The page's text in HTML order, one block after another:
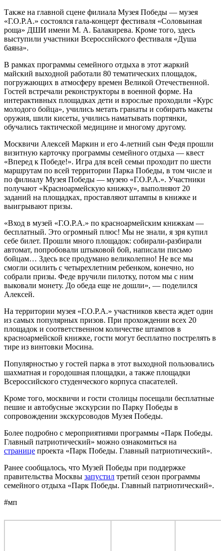
Также на главной сцене филиала Музея Победы — музея
«Г.О.Р.А.» состоялся гала-концерт фестиваля «Соловьиная
роща» ДШИ имени М. А. Балакирева. Кроме того, здесь
выступили участники Всероссийского фестиваля «Душа
баяна».
В рамках программы семейного отдыха в этот жаркий
майский выходной работали 80 тематических площадок,
погружающих в атмосферу времен Великой Отечественной.
Гостей встречали реконструкторы в военной форме. На
интерактивных площадках дети и взрослые проходили «Курс
молодого бойца», учились метать гранаты и собирать макеты
оружия, шили кисеты, учились наматывать портянки,
обучались тактической медицине и многому другому.
Москвичи Алексей Маркин и его 4-летний сын Федя прошли
визитную карточку программы семейного отдыха — квест
«Вперед к Победе!». Игра для всей семьи проходит по шести
маршрутам по всей территории Парка Победы, в том числе и
по филиалу Музея Победы — музею «Г.О.Р.А.». Участники
получают «Красноармейскую книжку», выполняют 20
заданий на площадках, проставляют штампы в книжке и
выигрывают призы.
«Вход в музей «Г.О.Р.А.» по красноармейским книжкам —
бесплатный. Это огромный плюс! Мы не знали, я зря купил
себе билет. Прошли много площадок: собирали-разбирали
автомат, попробовали штыковой бой, написали письмо
бойцам… Здесь все продумано великолепно! Не все мы
смогли осилить с четырехлетним ребенком, конечно, но
собрали призы. Феде вручили пилотку, потом мы с ним
выковали монету. До обеда еще не дошли», — поделился
Алексей.
На территории музея «Г.О.Р.А.» участников квеста ждет один
из самых популярных призов. При прохождении всех 20
площадок и соответственном количестве штампов в
красноармейской книжке, гости могут бесплатно пострелять в
тире из винтовки Мосина.
Популярностью у гостей парка в этот выходной пользовались
шахматная и городошная площадки, а также площадки
Всероссийского студенческого корпуса спасателей.
Кроме того, москвичи и гости столицы посещали бесплатные
пешие и автобусные экскурсии по Парку Победы в
сопровождении экскурсоводов Музея Победы.
Более подробно с мероприятиями программы «Парк Победы.
Главный патриотический» можно ознакомиться на
странице проекта «Парк Победы. Главный патриотический».
Ранее сообщалось, что Музей Победы при поддержке
правительства Москвы запустил третий сезон программы
семейного отдыха «Парк Победы. Главный патриотический».
#мп